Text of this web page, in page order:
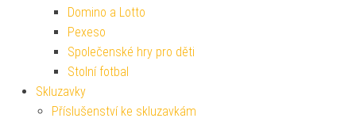
Domino a Lotto
Pexeso
Společenské hry pro děti
Stolní fotbal
Skluzavky
Příslušenství ke skluzavkám